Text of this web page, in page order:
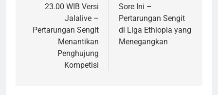
23.00 WIB Versi
Jalalive –
Pertarungan Sengit
Menantikan
Penghujung
Kompetisi
Sore Ini –
Pertarungan Sengit
di Liga Ethiopia yang
Menegangkan